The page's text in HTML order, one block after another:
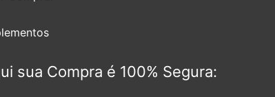
sua Compra é 100% Segura: